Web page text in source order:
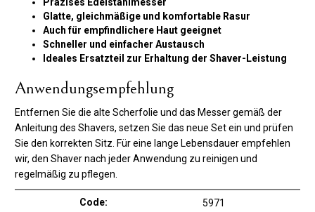
Glatte, gleichmäßige und komfortable Rasur
Auch für empfindlichere Haut geeignet
Schneller und einfacher Austausch
Ideales Ersatzteil zur Erhaltung der Shaver-Leistung
Anwendungsempfehlung
Entfernen Sie die alte Scherfolie und das Messer gemäß der
Anleitung des Shavers, setzen Sie das neue Set ein und prüfen
Sie den korrekten Sitz. Für eine lange Lebensdauer empfehlen
wir, den Shaver nach jeder Anwendung zu reinigen und
regelmäßig zu pflegen.
Code:
5971